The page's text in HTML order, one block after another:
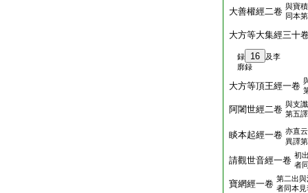
大善權經二卷 與寶
同本
大方等大集經三十
録 16
及李
廓録
大方等頂王經一卷
阿闍世經二卷 與支
第五
睒本起經一卷 亦直
異譯
請觀世音經一卷 初
者
寶網經一卷 第二出
者同本